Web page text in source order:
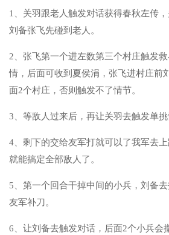
1、关羽跟老人触发对话获得春秋左传
刘备张飞先碰到老人。
2、张飞第一个进左数第三个村庄触发
情，后面可收到夏侯涓，张飞进村庄前
面2个村庄，否则触发不了情节。
3、等敌人过来后，再让关羽去触发单挑
4、剩下的交给友军打就可以了我军去
就能搞定全部敌人了。
5、第一个回合干掉中间的小兵，刘备
友军补刀。
6、让刘备去触发对话，后面2个小兵会